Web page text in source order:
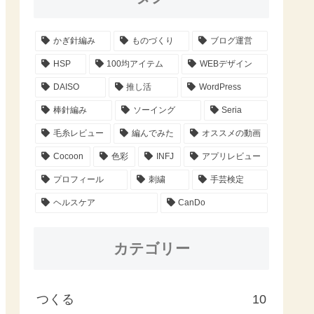
かぎ針編み ものづくり ブログ運営
HSP 100均アイテム WEBデザイン
DAISO 推し活 WordPress
棒針編み ソーイング Seria
毛糸レビュー 編んでみた オススメの動画
Cocoon 色彩 INFJ アプリレビュー
プロフィール 刺繍 手芸検定
ヘルスケア CanDo
カテゴリー
つくる 10